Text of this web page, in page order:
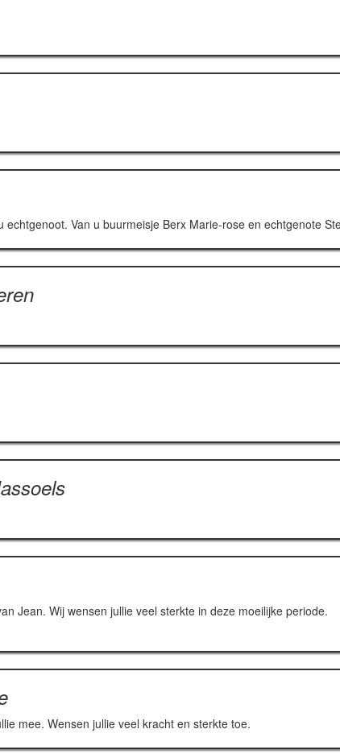
Van u buurmeisje Berx Marie-rose en echtgenote
Jean. Wij wensen jullie veel sterkte in deze moeilijke periode.
mee. Wensen jullie veel kracht en sterkte toe.